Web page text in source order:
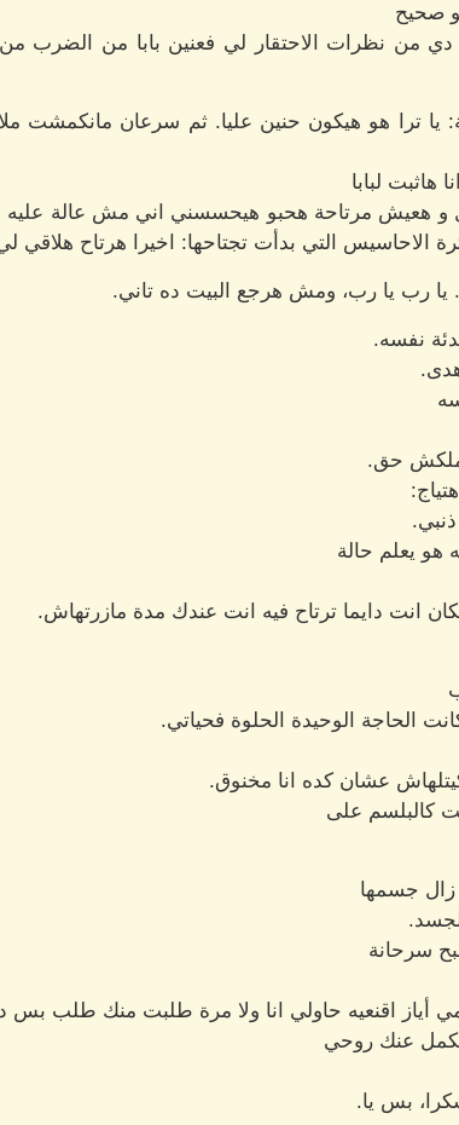
صحيح
من نظرات الاحتقار لي فعنين بابا من
ترا هو هيكون حنين عليا. ثم سرعان مانكمشت
هاثبت لبابا
و هعيش مرتاحة هحبو هيحسسني اني مش عالة
الاحاسيس التي بدأت تجتاحها: اخيرا هرتاح
يا رب يا رب، ومش هرجع البيت ده تاني.
نفسه.
حق.
هو يعلم حالة
انت دايما ترتاح فيه انت عندك مدة مازرتهاش.
الحاجة الوحيدة الحلوة فحياتي.
عشان كده انا مخنوق.
كالبلسم على
زال جسمها
سرحانة
أياز اقنعيه حاولي انا ولا مرة طلبت منك طلب بس
هكمل عنك روحي
بس يا.